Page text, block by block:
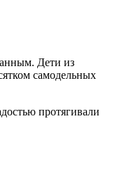
Дети из
самодельных
протягивали